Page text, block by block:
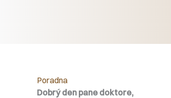
Poradna
Dobrý den pane doktore,